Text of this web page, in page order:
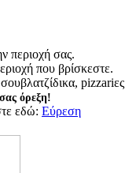
περιοχή σας.
που βρίσκεστε.
pizzariες
όρεξη!
εδώ: Εύρεση